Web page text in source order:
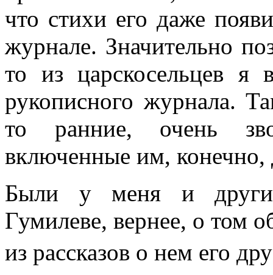
что стихи его даже
журнале. Значительно
то из царскосельцев я
рукописного журнала.
то ранние, очень
включенные им, конечно,
Были у меня и
Гумилеве, вернее, о том
из рассказов о нем его